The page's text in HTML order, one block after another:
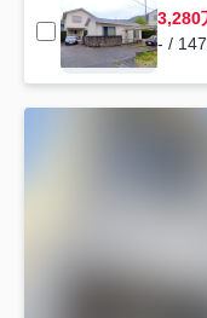
3,280
- /